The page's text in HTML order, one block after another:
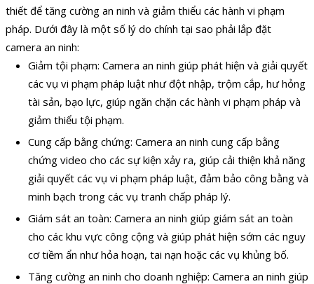
thiết để tăng cường an ninh và giảm thiểu các hành vi phạm
pháp. Dưới đây là một số lý do chính tại sao phải lắp đặt
camera an ninh:
Giảm tội phạm: Camera an ninh giúp phát hiện và giải quyết
các vụ vi phạm pháp luật như đột nhập, trộm cắp, hư hỏng
tài sản, bạo lực, giúp ngăn chặn các hành vi phạm pháp và
giảm thiểu tội phạm.
Cung cấp bằng chứng: Camera an ninh cung cấp bằng
chứng video cho các sự kiện xảy ra, giúp cải thiện khả năng
giải quyết các vụ vi phạm pháp luật, đảm bảo công bằng và
minh bạch trong các vụ tranh chấp pháp lý.
Giám sát an toàn: Camera an ninh giúp giám sát an toàn
cho các khu vực công cộng và giúp phát hiện sớm các nguy
cơ tiềm ẩn như hỏa hoạn, tai nạn hoặc các vụ khủng bố.
Tăng cường an ninh cho doanh nghiệp: Camera an ninh giúp